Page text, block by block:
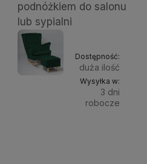
podnóżkiem do salonu
lub sypialni
Dostępność:
duża ilość
Wysyłka w:
3 dni
robocze